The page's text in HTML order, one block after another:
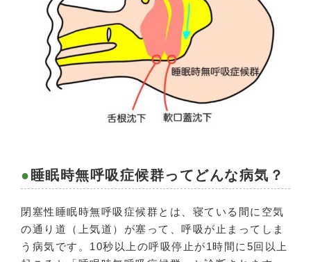
睡眠時無呼吸症候群ってどんな病気？
閉塞性睡眠時無呼吸症候群とは、寝ている間に空気
の通り道（上気道）が塞って、呼吸が止まってしま
う病気です。10秒以上の呼吸停止が1時間に5回以上